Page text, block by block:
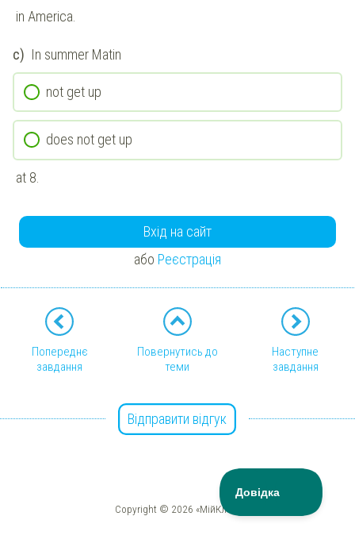
in America.
c) In summer Matin
not get up
does not get up
at 8.
Вхід на сайт
або Реєстрація
Попереднє
завдання
Повернутись до
теми
Наступне
завдання
Відправити відгук
Copyright © 2026 «МійКлас»